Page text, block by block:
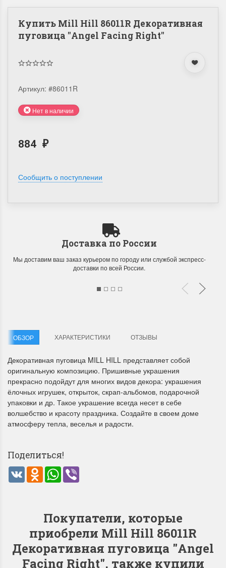
Летние Скидки
честь первого летнего дня
Чудетство...
ПОДРОБНЕЕ
1 июня 2024 11:29
22 мая 2024 13:01
Купить Mill Hill 86011R Декоративная
пуговица "Angel Facing Right"
Артикул: #86011R
Нет в наличии
884 ₽
Сообщить о поступлении
Доставка по России
Мы доставим ваш заказ курьером по городу или службой экспресс-
доставки по всей России.
ОБЗОР ХАРАКТЕРИСТИКИ ОТЗЫВЫ
Декоративная пуговица MILL HILL представляет собой
оригинальную композицию. Пришивные украшения
прекрасно подойдут для многих видов декора: украшения
ёлочных игрушек, открыток, скрап-альбомов, подарочной
упаковки и др. Такое украшение всегда несет в себе
волшебство и красоту праздника. Создайте в своем доме
атмосферу тепла, веселья и радости.
Поделиться!
VK Odnoklassniki
WhatsApp
Покупатели, которые
приобрели Mill Hill 86011R
Декоративная пуговица "Angel
Facing Right", также купили